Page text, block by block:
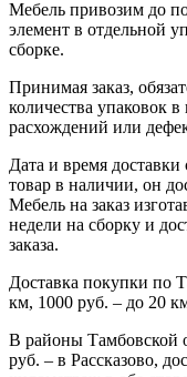
Мебель привозим до
элемент в отдельной
сборке.
Принимая заказ,
количества упаковок
расхождений или
Дата и время
товар в наличии, он
Мебель на заказ
недели на сборку и
заказа.
Доставка покупки по
км, 1000 руб. – до 20
В районы Тамбовской
руб. – в Рассказово,